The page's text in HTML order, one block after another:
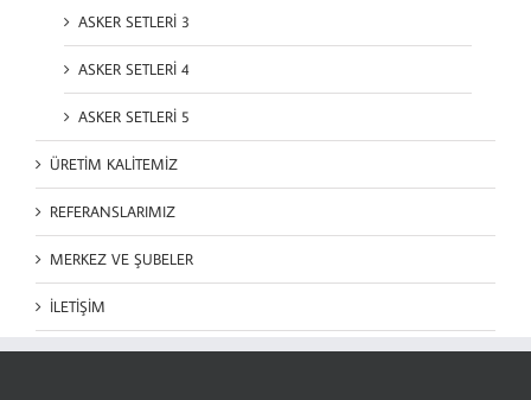
ASKER SETLERİ 3
ASKER SETLERİ 4
ASKER SETLERİ 5
ÜRETİM KALİTEMİZ
REFERANSLARIMIZ
MERKEZ VE ŞUBELER
İLETİŞİM